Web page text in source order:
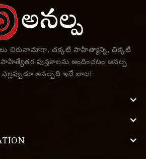
చిరునామాగా, చక్కటి సాహిత్యాన్ని, చిక్కటి
పుస్తకాలను అందించటం అనల్ప
ఎల్లప్పుడూ అనల్పది ఇదే బాట!